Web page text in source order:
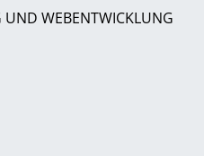
UND WEBENTWICKLUNG